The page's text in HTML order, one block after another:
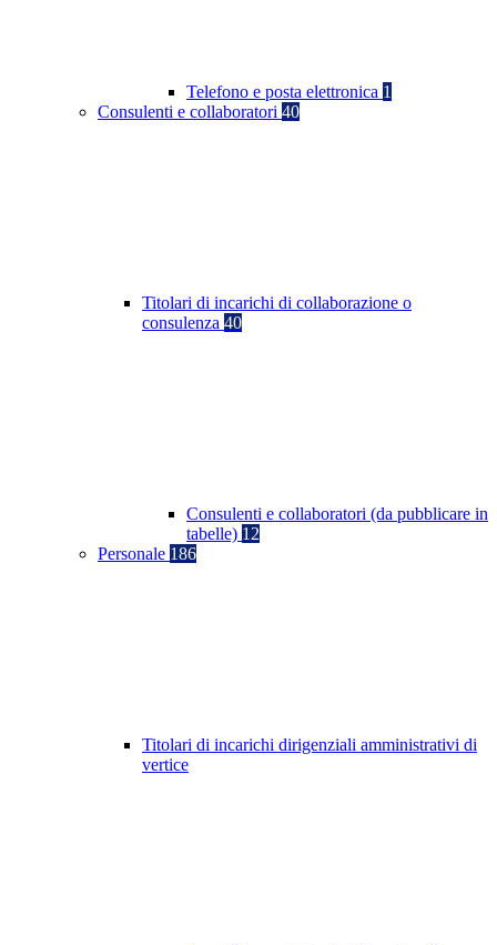
Telefono e posta elettronica 1
Consulenti e collaboratori 40
Titolari di incarichi di collaborazione o
consulenza 40
Consulenti e collaboratori (da pubblicare in
tabelle) 12
Personale 186
Titolari di incarichi dirigenziali amministrativi di
vertice